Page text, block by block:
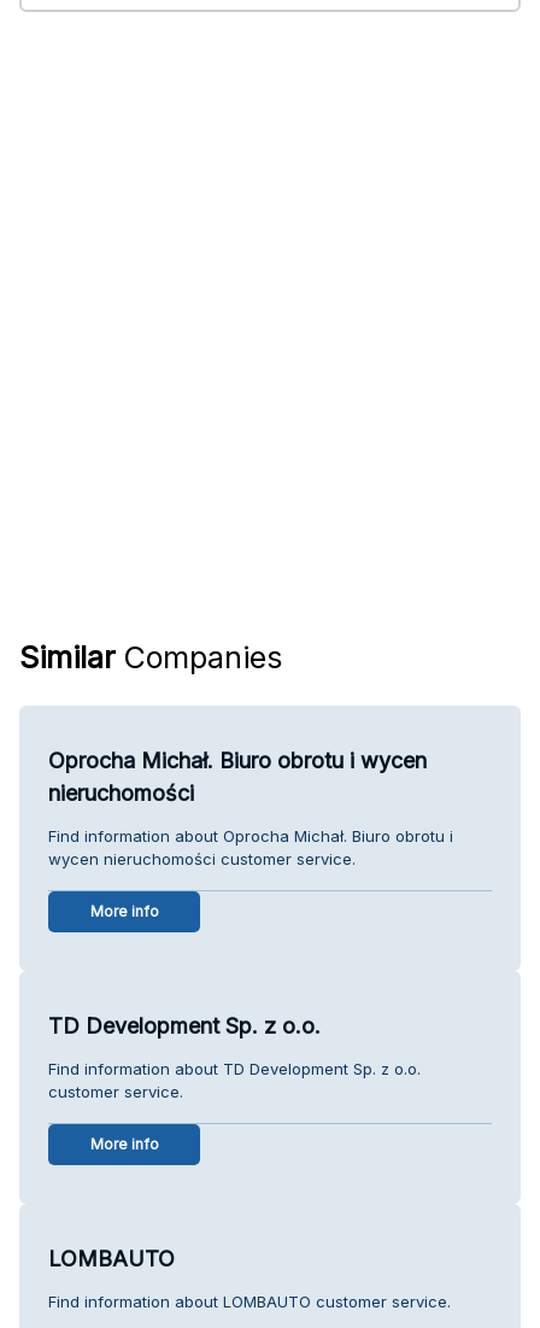
Similar Companies
Oprocha Michał. Biuro obrotu i wycen
nieruchomości
Find information about Oprocha Michał. Biuro obrotu i
wycen nieruchomości customer service.
More info
TD Development Sp. z o.o.
Find information about TD Development Sp. z o.o.
customer service.
More info
LOMBAUTO
Find information about LOMBAUTO customer service.